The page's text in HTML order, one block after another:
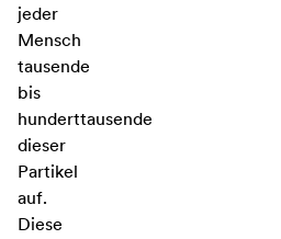
jeder
Mensch
tausende
bis
hunderttausende
dieser
Partikel
auf.
Diese